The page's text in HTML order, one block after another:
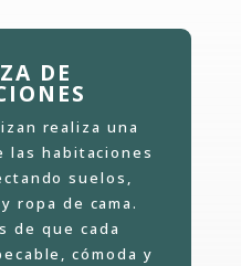
DE
realiza una
las habitaciones
suelos,
ropa de cama.
de que cada
cómoda y